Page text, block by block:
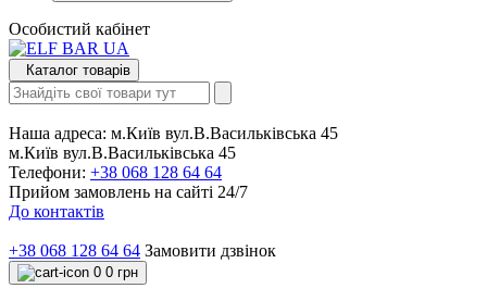
Особистий кабінет
Каталог товарів
Наша адреса: м.Київ вул.В.Васильківська 45
м.Київ вул.В.Васильківська 45
Телефони: +38 068 128 64 64
Прийом замовлень на сайті 24/7
До контактів
+38 068 128 64 64 Замовити дзвінок
0 0 грн